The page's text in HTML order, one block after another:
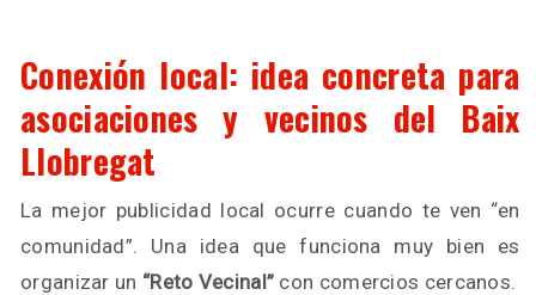
Conexión local: idea concreta para
asociaciones y vecinos del Baix
Llobregat
La mejor publicidad local ocurre cuando te ven “en
comunidad”. Una idea que funciona muy bien es
organizar un “Reto Vecinal” con comercios cercanos.